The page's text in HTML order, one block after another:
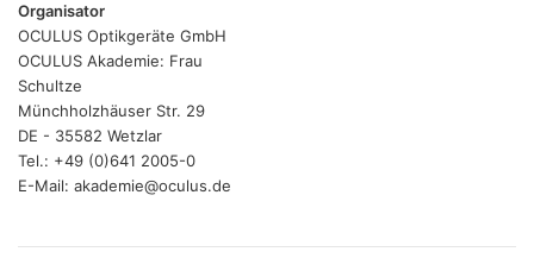
Organisator
OCULUS Optikgeräte GmbH
OCULUS Akademie: Frau
Schultze
Münchholzhäuser Str. 29
DE - 35582 Wetzlar
Tel.: +49 (0)641 2005-0
E-Mail: akademie@oculus.de